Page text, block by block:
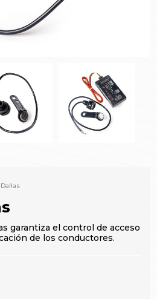
garantiza el control de acceso
de los conductores.